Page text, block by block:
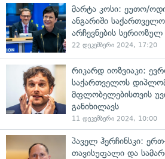
მარტა კოსი: ეუთო/
ანგარიში
არჩევნების სერიოზულ
22 დეკემბერი 2024, 17:20
რიკარდ იოზვიაკი:
საქართველოს
მფლობელებისთვის
განიხილავს
11 დეკემბერი 2024, 10:00
პაველ ჰერჩინსკი:
თავისუფალი და